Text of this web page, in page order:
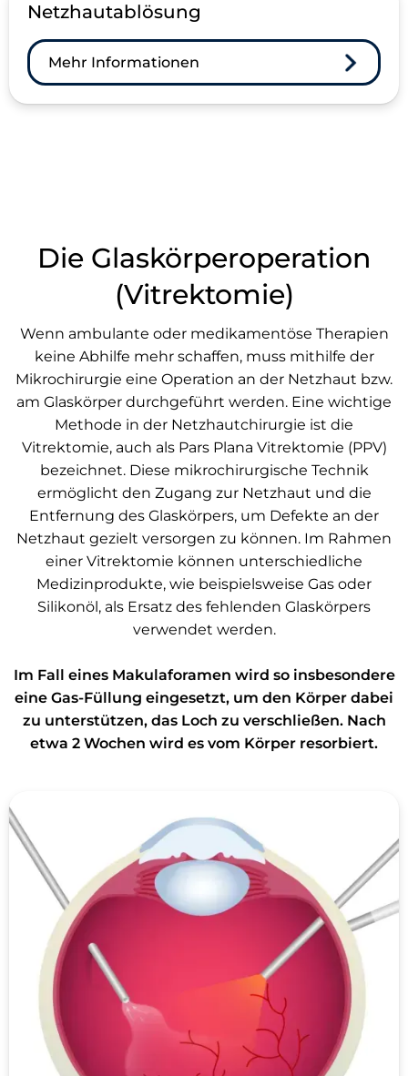
Netzhautablösung
Mehr Informationen
Die Glaskörperoperation
(Vitrektomie)
Wenn ambulante oder medikamentöse Therapien
keine Abhilfe mehr schaffen, muss mithilfe der
Mikrochirurgie eine Operation an der Netzhaut bzw.
am Glaskörper durchgeführt werden. Eine wichtige
Methode in der Netzhautchirurgie ist die
Vitrektomie, auch als Pars Plana Vitrektomie (PPV)
bezeichnet. Diese mikrochirurgische Technik
ermöglicht den Zugang zur Netzhaut und die
Entfernung des Glaskörpers, um Defekte an der
Netzhaut gezielt versorgen zu können. Im Rahmen
einer Vitrektomie können unterschiedliche
Medizinprodukte, wie beispielsweise Gas oder
Silikonöl, als Ersatz des fehlenden Glaskörpers
verwendet werden.
Im Fall eines Makulaforamen wird so insbesondere
eine Gas-Füllung eingesetzt, um den Körper dabei
zu unterstützen, das Loch zu verschließen. Nach
etwa 2 Wochen wird es vom Körper resorbiert.